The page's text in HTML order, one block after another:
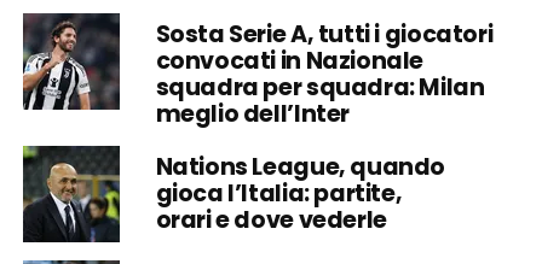
Sosta Serie A, tutti i giocatori
convocati in Nazionale
squadra per squadra: Milan
meglio dell’Inter
Nations League, quando
gioca l’Italia: partite,
orari e dove vederle